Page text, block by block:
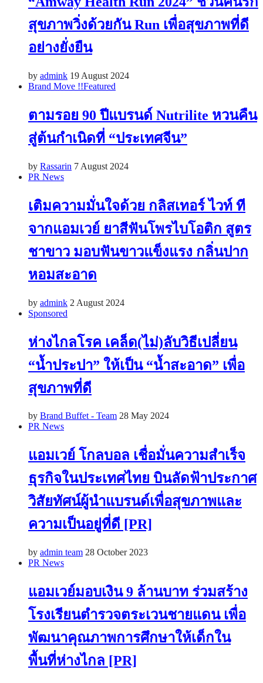
สุขภาพวิ่งด้วยกัน Run เพื่อสุขภาพที่ดี
อย่างยั่งยืน
by admink 19 August 2024
Brand Move !!Featured
ตามรอย 90 ปีแบรนด์ Nutrilite หวนคืน
สู่ต้นกำเนิดที่ “ประเทศจีน”
by Rassarin 7 August 2024
PR News
เติมความมั่นใจด้วย กลิสเทอร์ ไวท์ ที
จากแอมเวย์ ยาสีฟันโพรไบโอติก สูตร
ชาขาว มอบฟันขาวแข็งแรง กลิ่นปาก
หอมสะอาด
by admink 2 August 2024
Sponsored
ห่างไกลโรค เคล็ด(ไม่)ลับวิธีเปลี่ยน
“น้ำประปา” ให้เป็น “น้ำสะอาด” เพื่อ
สุขภาพที่ดี
by Brand Buffet - Team 28 May 2024
PR News
แอมเวย์ โกลบอล เชื่อมั่นความสำเร็จ
ธุรกิจในประเทศไทย บินลัดฟ้าประกาศ
วิสัยทัศน์ผู้นำแบรนด์เพื่อสุขภาพและ
ความเป็นอยู่ที่ดี [PR]
by admin team 28 October 2023
PR News
แอมเวย์มอบเงิน 9 ล้านบาท ร่วมสร้าง
โรงเรียนตำรวจตระเวนชายแดน เพื่อ
พัฒนาคุณภาพการศึกษาให้เด็กใน
พื้นที่ห่างไกล [PR]